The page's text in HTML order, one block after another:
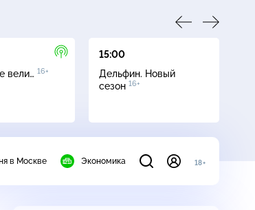
вели… 16+
15:00
Дельфин. Новый
сезон 16+
в Москве Экономика 18+